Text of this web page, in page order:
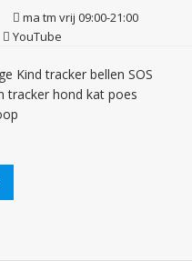
ma tm vrij 09:00-21:00
YouTube